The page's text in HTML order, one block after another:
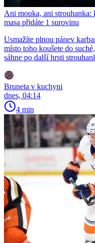
Ani mouka, ani strouhanka:
masa přidáte 1 surovinu
Usmažíte plnou pánev
místo toho koušete do
sáhne po další hrsti
Bruneta v kuchyni
dnes, 04:14
4 min